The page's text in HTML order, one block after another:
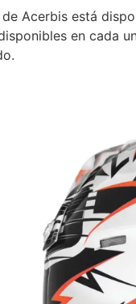
Acerbis está
en cada